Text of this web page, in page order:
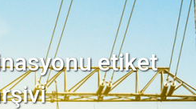
etiket